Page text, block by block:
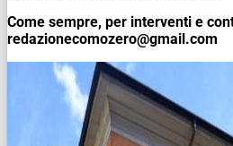
Come sempre, per interventi e
redazionecomozero@gmail.com